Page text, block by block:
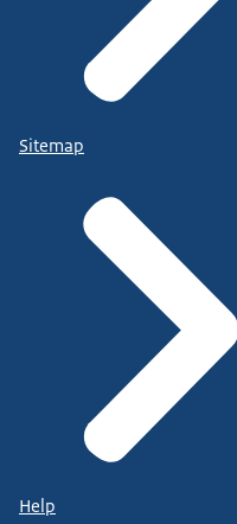
Sitemap
Help